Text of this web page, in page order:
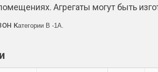
Агрегаты могут быть
категории В -1А.